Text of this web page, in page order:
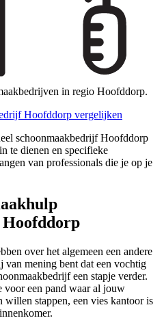
in regio Hoofddorp.
Hoofddorp vergelijken
schoonmaakbedrijf Hoofddorp
te dienen en specifieke
van professionals die je op je
over het algemeen een andere
mening bent dat een vochtig
een stapje verder.
voor een pand waar al jouw
willen stappen, een vies kantoor is